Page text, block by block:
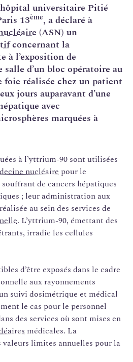
universitaire Pitié
13ème, a déclaré à
(ASN) un
concernant la
à l’exposition de
d’un bloc opératoire au
foie réalisée chez un patient
jours auparavant d’une
avec
marquées à
à l’yttrium-90 sont utilisées
nucléaire pour le
de cancers hépatiques
; leur administration aux
au sein des services de
. L’yttrium-90, émettant des
irradie les cellules
d’être exposés dans le cadre
aux rayonnements
suivi dosimétrique et médical
le cas pour le personnel
des services où sont mises en
médicales. La
limites annuelles pour la